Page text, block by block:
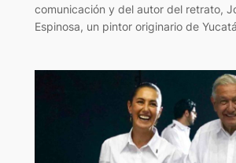
comunicación y del autor del retrato,
Espinosa, un pintor originario de